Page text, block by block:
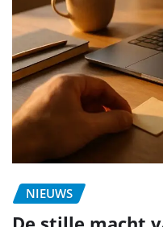
NIEUWS